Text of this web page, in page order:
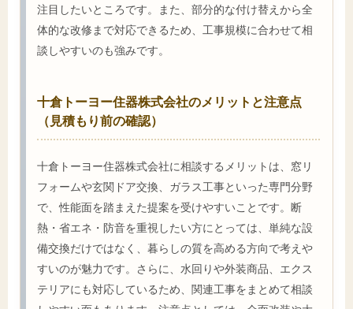
注目したいところです。また、部分的な付け替えから全
体的な改修まで対応できるため、工事規模に合わせて相
談しやすいのも強みです。
十倉トーヨー住器株式会社のメリットと注意点
（見積もり前の確認）
十倉トーヨー住器株式会社に相談するメリットは、窓リ
フォームや玄関ドア交換、ガラス工事といった専門分野
で、性能面を踏まえた提案を受けやすいことです。断
熱・省エネ・防音を重視したい方にとっては、単純な設
備交換だけではなく、暮らしの質を高める方向で考えや
すいのが魅力です。さらに、水回りや外装商品、エクス
テリアにも対応しているため、関連工事をまとめて相談